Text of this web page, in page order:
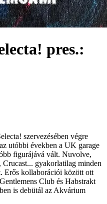
pres.:
szervezésében végre
utóbbi években a UK garage
figurájává vált. Nuvolve,
gyakorlatilag minden
Erős kollaborációi között ott
Club és Habstrakt
is debütál az Akvárium